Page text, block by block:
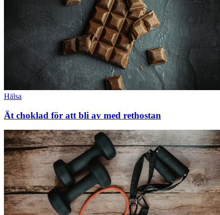
Hälsa
Ät choklad för att bli av med rethostan